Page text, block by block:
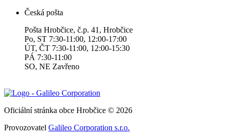
Česká pošta
Pošta Hrobčice, č.p. 41, Hrobčice
Po, ST 7:30-11:00, 12:00-17:00
ÚT, ČT 7:30-11:00, 12:00-15:30
PÁ 7:30-11:00
SO, NE Zavřeno
Oficiální stránka obce Hrobčice © 2026
Provozovatel Galileo Corporation s.r.o.